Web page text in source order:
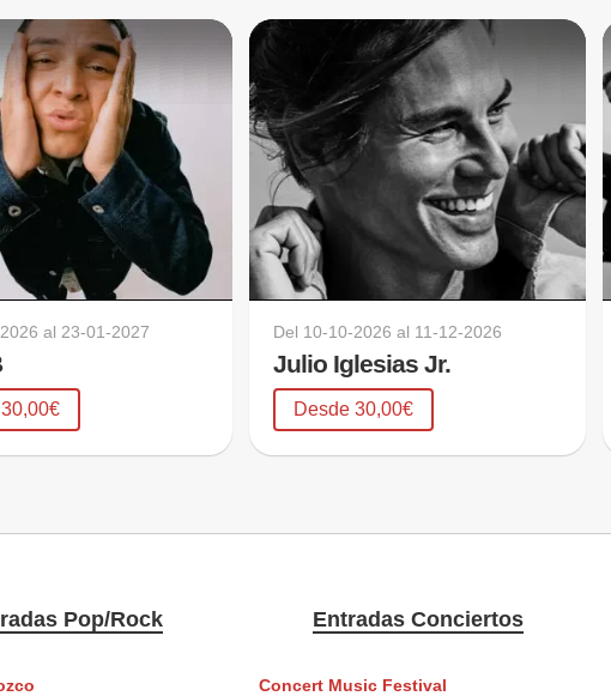
al23-01-2027 Del 10-10-2026 al 11-12-2026
Julio Iglesias Jr.
Desde 30,00€
Pop/Rock Entradas Conciertos
Concert Music Festival